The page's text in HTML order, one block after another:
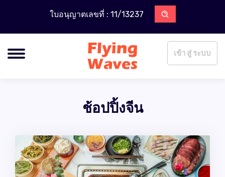
ใบอนุญาตเลขที่ : 11/13237
เข้า สู่ ระบบ
ช้อปปิ้งจีน